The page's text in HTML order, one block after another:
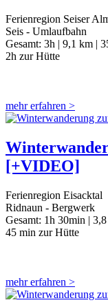
Ferienregion Seiser
Seis - Umlaufbahn
Gesamt: 3h | 9,1 km |
2h zur Hütte
mehr erfahren >
[+VIDEO]
Ferienregion Eisacktal
Ridnaun - Bergwerk
Gesamt: 1h 30min |
45 min zur Hütte
mehr erfahren >